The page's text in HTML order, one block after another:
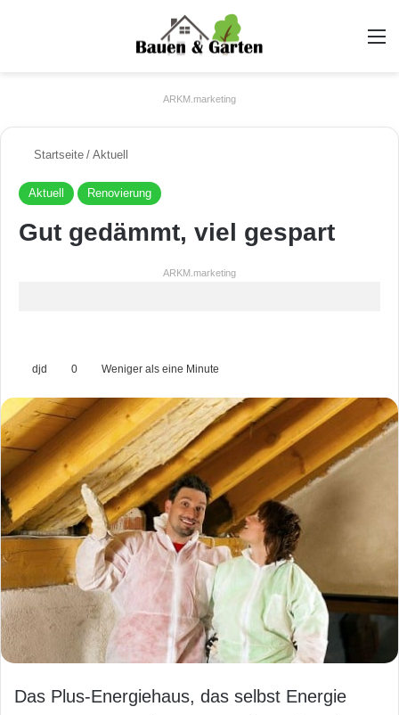
ARKM.marketing
Startseite / Aktuell
Aktuell Renovierung
Gut gedämmt, viel gespart
ARKM.marketing
djd 0 Weniger als eine Minute
Das Plus-Energiehaus, das selbst Energie